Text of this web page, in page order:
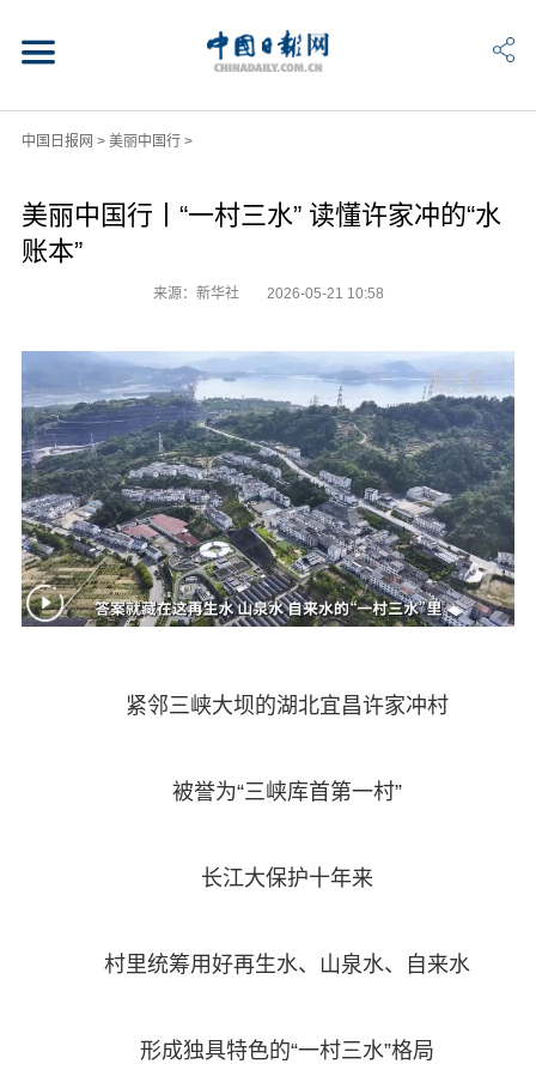
中国日报网 > 美丽中国行>
美丽中国行丨“一村三水” 读懂许家冲的“水
账本”
来源：新华社 2026-05-21 10:58
紧邻三峡大坝的湖北宜昌许家冲村
被誉为“三峡库首第一村”
长江大保护十年来
村里统筹用好再生水、山泉水、自来水
形成独具特色的“一村三水”格局